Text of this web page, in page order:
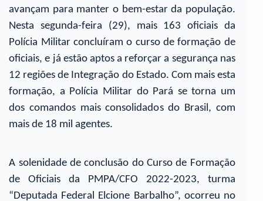
avançam para manter o bem-estar da população.
Nesta segunda-feira (29), mais 163 oficiais da
Polícia Militar concluíram o curso de formação de
oficiais, e já estão aptos a reforçar a segurança nas
12 regiões de Integração do Estado. Com mais esta
formação, a Polícia Militar do Pará se torna um
dos comandos mais consolidados do Brasil, com
mais de 18 mil agentes.
A solenidade de conclusão do Curso de Formação
de Oficiais da PMPA/CFO 2022-2023, turma
“Deputada Federal Elcione Barbalho”, ocorreu no